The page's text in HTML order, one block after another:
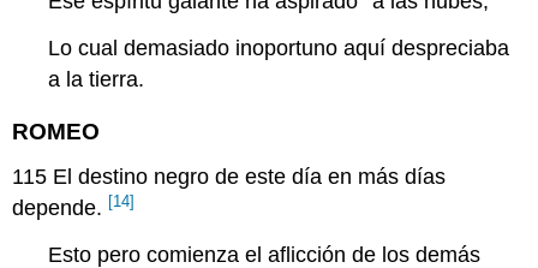
Lo cual demasiado inoportuno aquí despreciaba
a la tierra.
ROMEO
115 El destino negro de este día en más días
depende. [14]
Esto pero comienza el aflicción de los demás